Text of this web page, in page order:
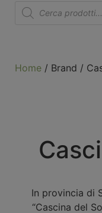
Home / Brand /
In provincia di
“Cascina del